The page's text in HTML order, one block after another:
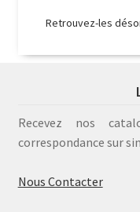
Retrouvez-les
Recevez nos
correspondance sur
Nous Contacter